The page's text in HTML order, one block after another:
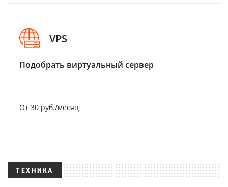
VPS
Подобрать виртуальный сервер
От 30 руб./месяц
ТЕХНИКА